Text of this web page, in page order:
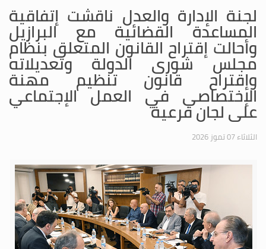
لجنة الإدارة والعدل ناقشت إتفاقية
المساعدة القضائية مع البرازيل
وأحالت إقتراح القانون المتعلق بنظام
مجلس شورى الدولة وتعديلاته
وإقتراح قانون تنظيم مهنة
الإختصاصي في العمل الإجتماعي
على لجان فرعية
الثلاثاء 07 تموز 2026